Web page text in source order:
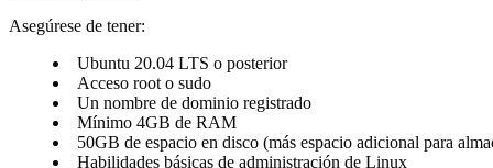
Asegúrese de tener:
Ubuntu 20.04 LTS o posterior
Acceso root o sudo
Un nombre de dominio registrado
Mínimo 4GB de RAM
50GB de espacio en disco (más espacio adicional para
Habilidades básicas de administración de Linux